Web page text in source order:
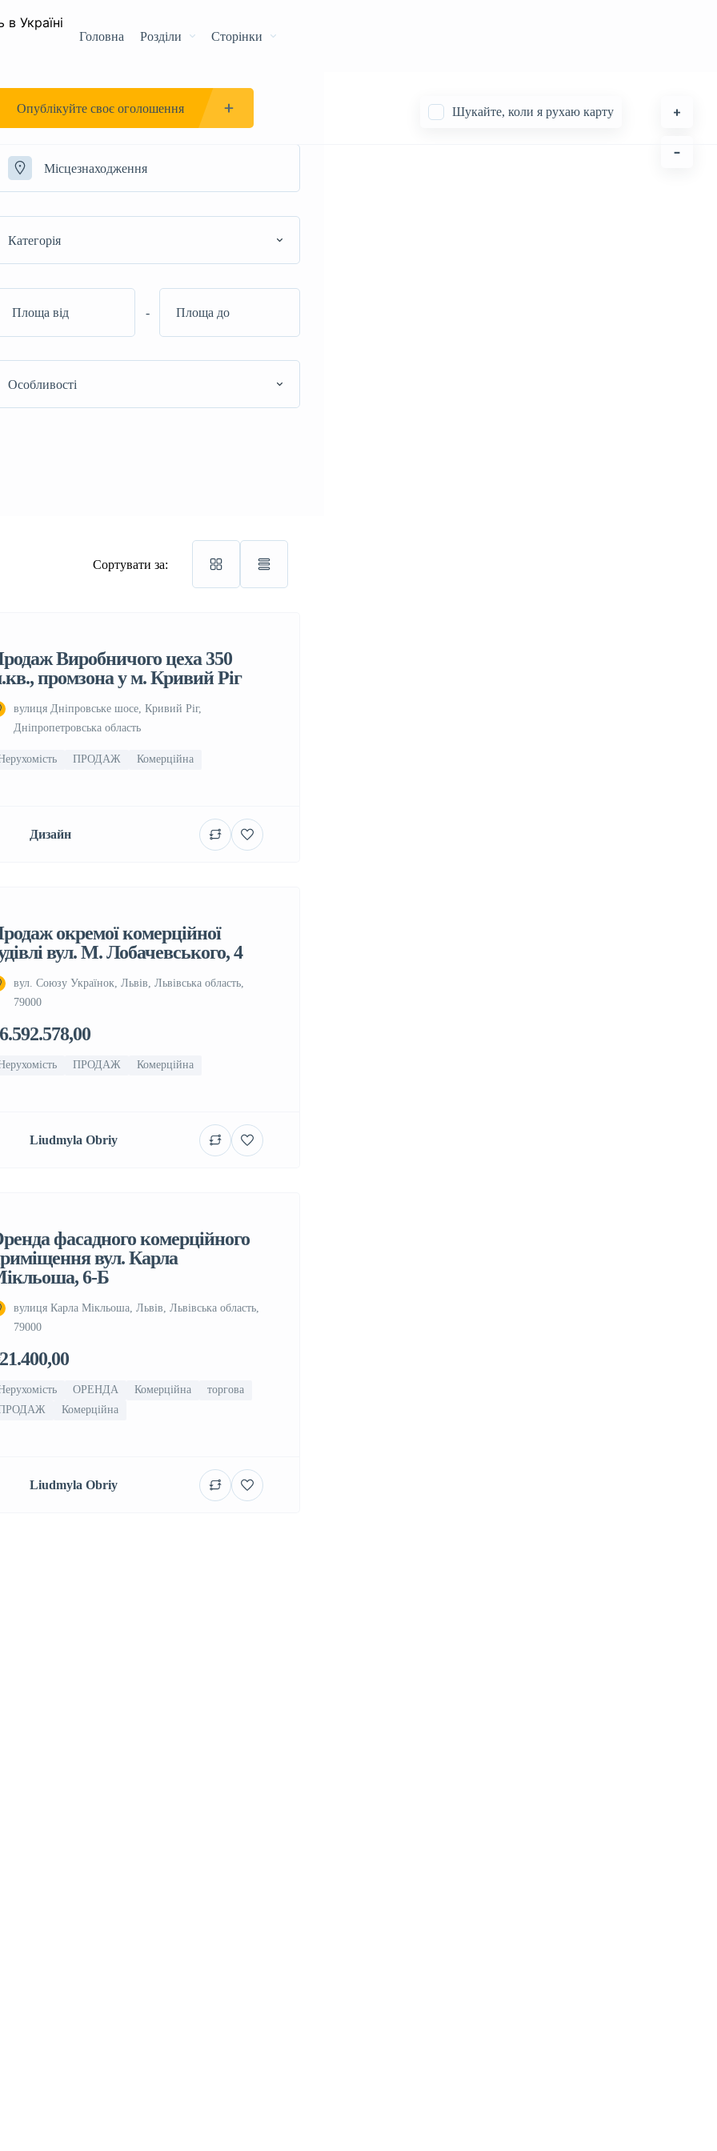
Головна Розділи Сторінки
Опублікуйте своє оголошення
Категорія
-
Особливості
Сортувати за:
Виробничого цеха 350
промзона у м. Кривий Ріг
вулиця Дніпровське шосе, Кривий Ріг,
Дніпропетровська область
ПРОДАЖ Комерційна
Дизайн
окремої комерційної
вул. М. Лобачевського, 4
вул. Союзу Українок, Львів, Львівська область,
79000
ПРОДАЖ Комерційна
Liudmyla Obriy
фасадного комерційного
вул. Карла
6-Б
вулиця Карла Мікльоша, Львів, Львівська область,
79000
ОРЕНДА Комерційна
торгова
Комерційна
Liudmyla Obriy
Шукайте, коли я рухаю карту